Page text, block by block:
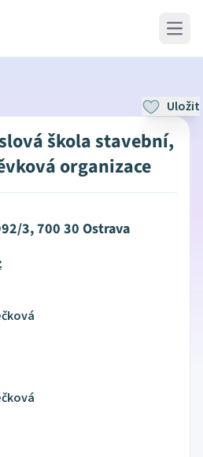
Open
Uložit
škola stavební,
organizace
3, 700 30 Ostrava